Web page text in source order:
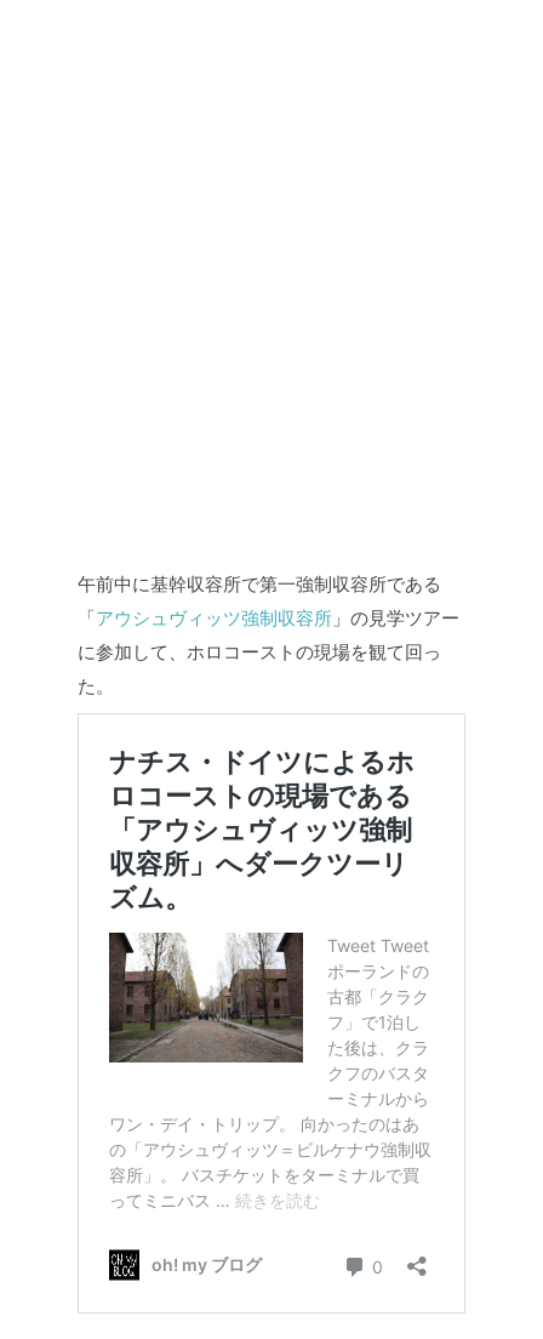
午前中に基幹収容所で第一強制収容所である
「アウシュヴィッツ強制収容所 」の見学ツアー
に参加して、ホロコーストの現場を観て回っ
た。